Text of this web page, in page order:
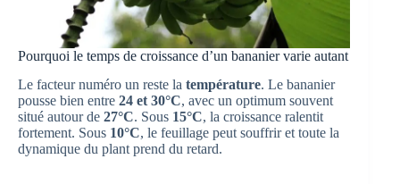
Pourquoi le temps de croissance d’un bananier varie autant
Le facteur numéro un reste la température. Le bananier
pousse bien entre 24 et 30°C, avec un optimum souvent
situé autour de 27°C. Sous 15°C, la croissance ralentit
fortement. Sous 10°C, le feuillage peut souffrir et toute la
dynamique du plant prend du retard.